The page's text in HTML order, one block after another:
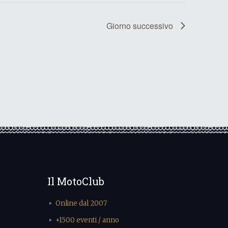
Giorno successivo
Il MotoClub
Online dal 2007
+1500 eventi / anno